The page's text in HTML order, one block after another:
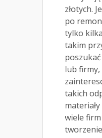
złotych.
po
tylko
takim
lub
takich
wiele